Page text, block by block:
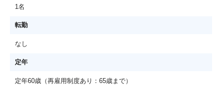
1名
転勤
なし
定年
定年60歳（再雇用制度あり：65歳まで）